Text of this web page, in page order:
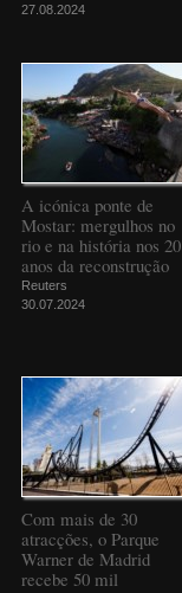
27.08.2024
A icónica ponte de
Mostar: mergulhos no
rio e na história nos 20
anos da reconstrução
Reuters
30.07.2024
Com mais de 30
atracções, o Parque
Warner de Madrid
recebe 50 mil